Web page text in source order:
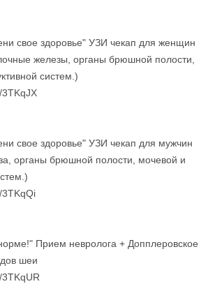
свое здоровье" УЗИ чекап для женщин
железы, органы брюшной полости,
систем.)
3TKqJX
свое здоровье" УЗИ чекап для мужчин
органы брюшной полости, мочевой и
3TKqQi
Прием невролога + Допплеровское
шеи
3TKqUR